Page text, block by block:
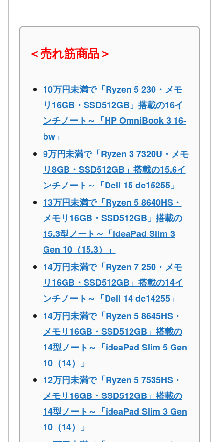
＜売れ筋商品＞
10万円未満で「Ryzen 5 230・メモ
リ16GB・SSD512GB」搭載の16イ
ンチノート～「HP OmniBook 3 16-
bw」
9万円未満で「Ryzen 3 7320U・メモ
リ8GB・SSD512GB」搭載の15.6イ
ンチノート～「Dell 15 dc15255」
13万円未満で「Ryzen 5 8640HS・
メモリ16GB・SSD512GB」搭載の
15.3型ノート～「ideaPad Slim 3
Gen 10（15.3）」
14万円未満で「Ryzen 7 250・メモ
リ16GB・SSD512GB」搭載の14イ
ンチノート～「Dell 14 dc14255」
14万円未満で「Ryzen 5 8645HS・
メモリ16GB・SSD512GB」搭載の
14型ノート～「ideaPad Slim 5 Gen
10（14）」
12万円未満で「Ryzen 5 7535HS・
メモリ16GB・SSD512GB」搭載の
14型ノート～「ideaPad Slim 3 Gen
10（14）」